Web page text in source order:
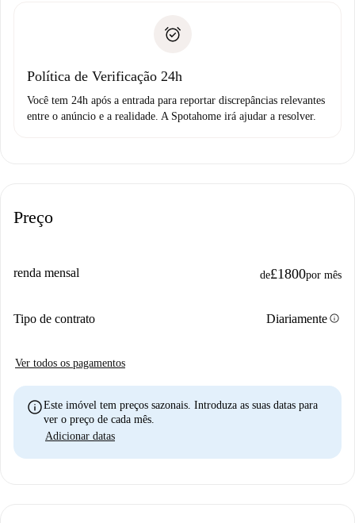
Débito direto bancário
não comunicar nenhum problema.
Política de Verificação 24h
Você tem 24h após a entrada para reportar discrepâncias relevantes
entre o anúncio e a realidade. A Spotahome irá ajudar a resolver.
Preço
renda mensal de£1800por mês
Tipo de contrato Diariamenteinfo
Ver todos os pagamentos
infoEste imóvel tem preços sazonais. Introduza as suas datas para
ver o preço de cada mês.
Adicionar datas